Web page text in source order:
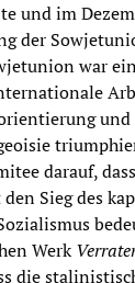
und im
der
war
darauf,
Sieg des
Werk
die